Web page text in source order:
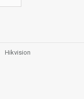
Hikvision